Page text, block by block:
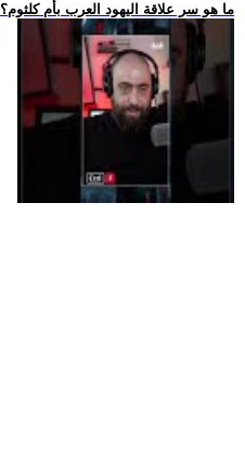
.. ما هو سر علاقة اليهود العرب بأم كلثوم؟